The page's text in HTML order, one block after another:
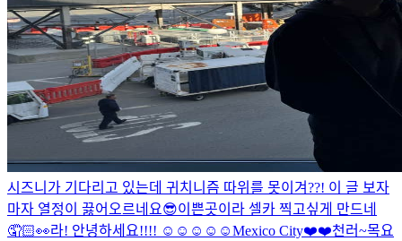
시즈니가 기다리고 있는데 귀치니즘 따위를 못이겨??! 이 글 보자
마자 열정이 끓어오르네요😎이쁜곳이라 셀카 찍고싶게 만드네
🤦🏻👀라! 안녕하세요!!!! ☺️☺️☺️☺️☺️Mexico City❤️❤️천러~목요